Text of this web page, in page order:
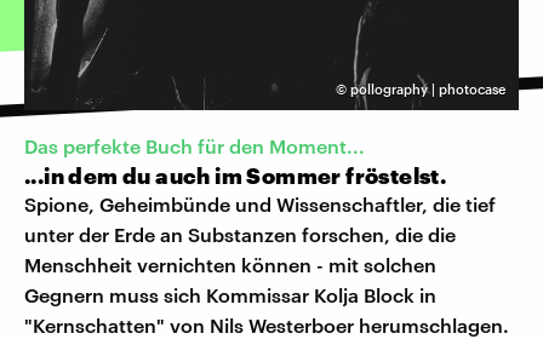
© pollography | photocase
Das perfekte Buch für den Moment...
...in dem du auch im Sommer fröstelst.
Spione, Geheimbünde und Wissenschaftler, die tief
unter der Erde an Substanzen forschen, die die
Menschheit vernichten können - mit solchen
Gegnern muss sich Kommissar Kolja Block in
"Kernschatten" von Nils Westerboer herumschlagen.